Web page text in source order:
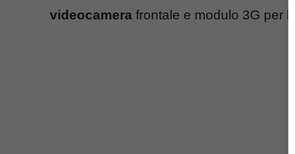
videocamera frontale e modulo 3G per